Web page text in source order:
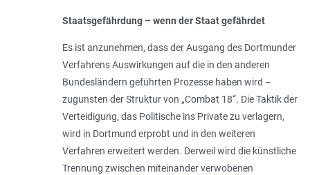
Staatsgefährdung – wenn der Staat gefährdet
Es ist anzunehmen, dass der Ausgang des Dortmunder
Verfahrens Auswirkungen auf die in den anderen
Bundesländern geführten Prozesse haben wird –
zugunsten der Struktur von „Combat 18“. Die Taktik der
Verteidigung, das Politische ins Private zu verlagern,
wird in Dortmund erprobt und in den weiteren
Verfahren erweitert werden. Derweil wird die künstliche
Trennung zwischen miteinander verwobenen